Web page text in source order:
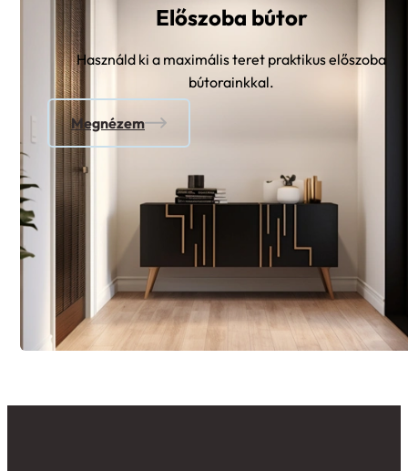
Használd ki a maximális teret praktikus előszoba
bútorainkkal.
Megnézem